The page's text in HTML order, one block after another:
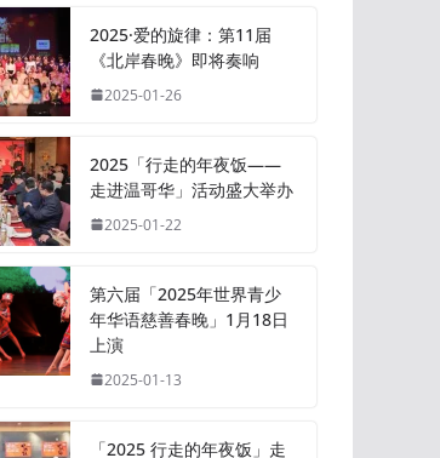
2025·爱的旋律：第11届
《北岸春晚》即将奏响
2025-01-26
2025「行走的年夜饭——
走进温哥华」活动盛大举办
2025-01-22
第六届「2025年世界青少
年华语慈善春晚」1月18日
上演
2025-01-13
「2025 行走的年夜饭」走